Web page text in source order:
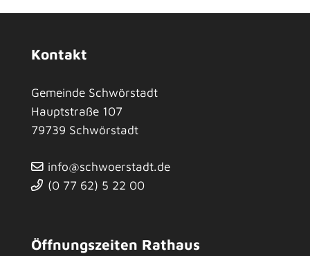
Kontakt
Gemeinde Schwörstadt
Hauptstraße 107
79739 Schwörstadt
info@schwoerstadt.de
(0 77 62) 5 22 00
Öffnungszeiten Rathaus